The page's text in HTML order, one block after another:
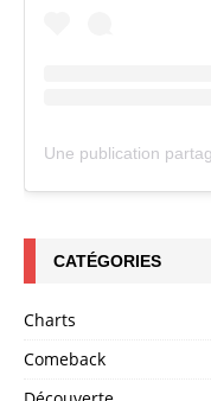
CATÉGORIES
Charts
Comeback